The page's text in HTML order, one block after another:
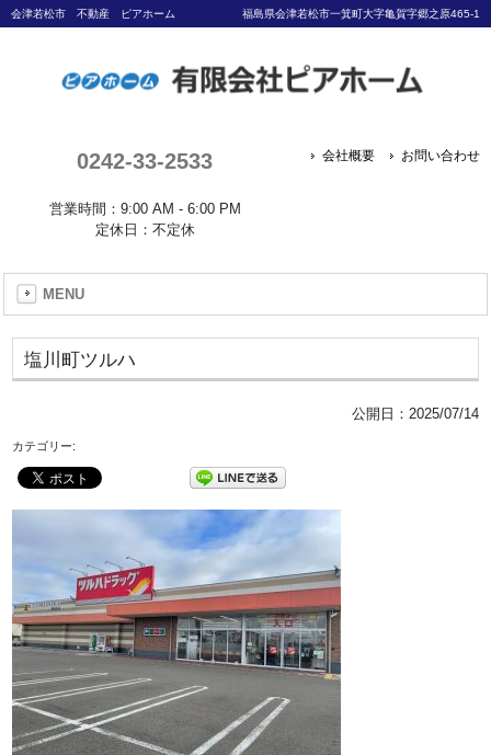
会津若松市 不動産 ピアホーム 福島県会津若松市一箕町大字亀賀字郷之原465-1
0242-33-2533
営業時間：9:00 AM - 6:00 PM
定休日：不定休
会社概要 お問い合わせ
MENU
塩川町ツルハ
公開日： 2025/07/14
カテゴリー: